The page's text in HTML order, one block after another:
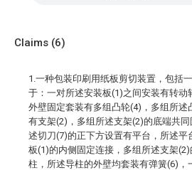
Claims (6)
1.一种包装印刷用纸板剪切装置，包括
于：一对所述安装板(1)之间安装有转动
外壁固定套装有多组凸轮(4)，多组所述
有支架(2)，多组所述支架(2)的底端共
述切刀(7)的正下方设置有平台，所述平
板(1)的内侧固定连接，多组所述支架
柱，所述导柱的外壁均套装有弹簧(6)，